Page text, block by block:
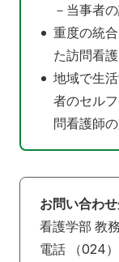
－当事者
重度の統
た訪問看
地域で生
者のセル
問看護師
お問い合わ
看護学部 教
電話 （024